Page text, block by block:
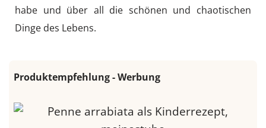
habe und über all die schönen und chaotischen
Dinge des Lebens.
Produktempfehlung - Werbung